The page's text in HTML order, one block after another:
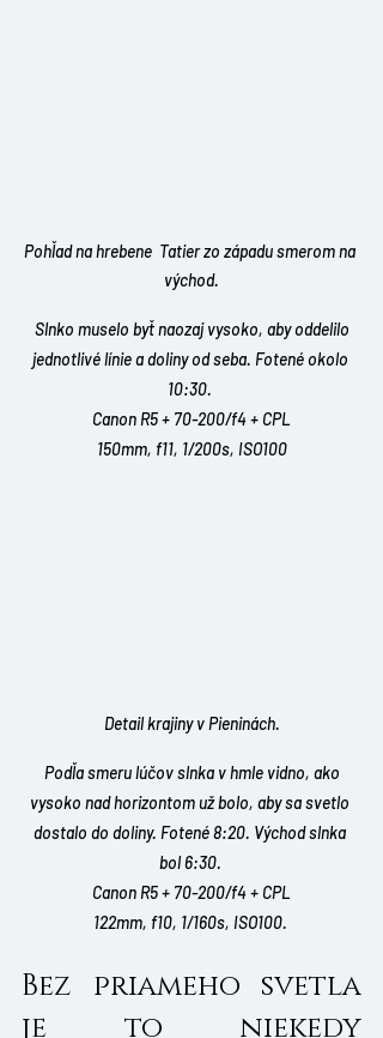
Pohľad na hrebene  Tatier zo západu smerom na
východ.
jednotlivé línie a doliny od seba. Fotené okolo
10:30.
Canon R5 + 70-200/f4 + CPL
150mm, f11, 1/200s, ISO100
Detail krajiny v Pieninách.
vysoko nad horizontom už bolo, aby sa svetlo
dostalo do doliny. Fotené 8:20. Východ slnka
bol 6:30.
Canon R5 + 70-200/f4 + CPL
122mm, f10, 1/160s, ISO100.
Bez priameho svetla
je to niekedy